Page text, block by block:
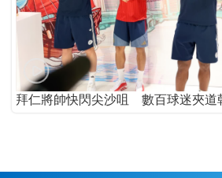
拜仁將帥快閃尖沙咀 數百球迷夾道